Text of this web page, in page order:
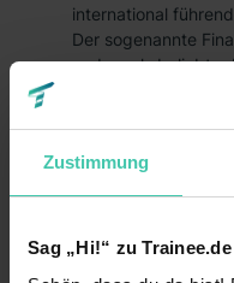
Zustimmung
Sag „Hi!“ zu
international
Der sogenannte
zudem als beliebter
Aber damit wir uns
Frankfurt zu
nicht, dass du nicht
Wie du siehst, sind